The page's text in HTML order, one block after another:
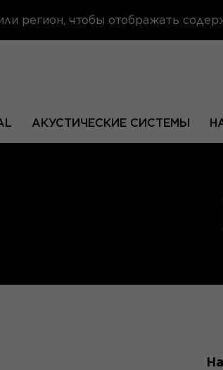
регион, чтобы отображать
АКУСТИЧЕСКИЕ СИСТЕМЫ